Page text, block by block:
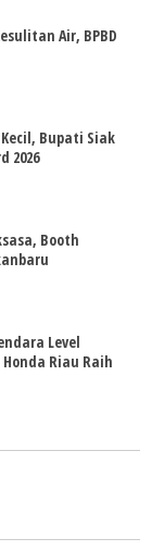
Air, BPBD
Bupati Siak
2026
Booth
Level
Riau Raih